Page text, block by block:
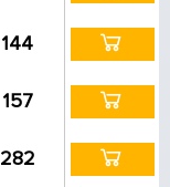
144
157
282